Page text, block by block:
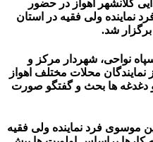
کلانشهر اهواز در حضور
نماینده ولی فقیه در استان
شد.
نواحی، شهردار مرکز و
محلات مختلف اهواز
دغدغه ها بحث و گفتگو صورت
موسوی فرد نماینده ولی فقیه